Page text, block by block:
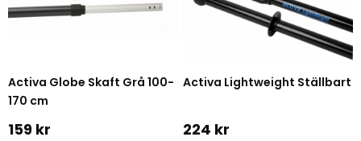
Activa Globe Skaft Grå 100-
170 cm
159 kr
Activa Lightweight Ställbart
224 kr